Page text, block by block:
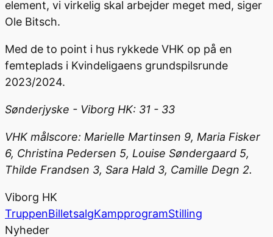
element, vi virkelig skal arbejder meget med, siger
Ole Bitsch.
Med de to point i hus rykkede VHK op på en
femteplads i Kvindeligaens grundspilsrunde
2023/2024.
Sønderjyske - Viborg HK: 31 - 33
VHK målscore: Marielle Martinsen 9, Maria Fisker
6, Christina Pedersen 5, Louise Søndergaard 5,
Thilde Frandsen 3, Sara Hald 3, Camille Degn 2.
Viborg HK
TruppenBilletsalgKampprogramStilling
Nyheder